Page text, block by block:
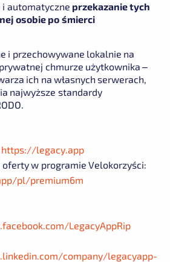
automatyczne przekazanie tych
osobie po śmierci
i przechowywane lokalnie na
chmurze użytkownika –
ich na własnych serwerach,
najwyższe standardy
https://legacy.app
w programie Velokorzyści:
pl/premium6m
LegacyAppRip
company/legacyapp-